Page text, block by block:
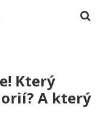
Který
A který